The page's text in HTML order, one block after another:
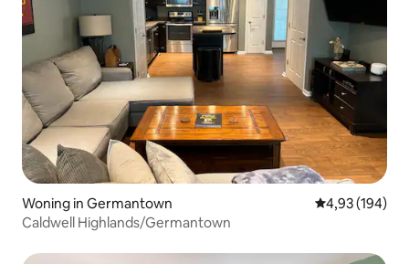
Woning in Germantown Gemiddelde
4,93 (194)
Caldwell Highlands/Germantown